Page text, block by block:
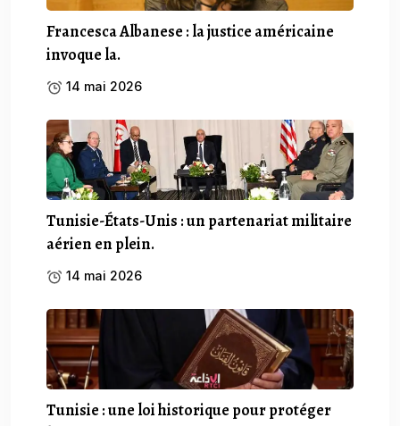
Francesca Albanese : la justice américaine
invoque la.
14 mai 2026
Tunisie-États-Unis : un partenariat militaire
aérien en plein.
14 mai 2026
Tunisie : une loi historique pour protéger